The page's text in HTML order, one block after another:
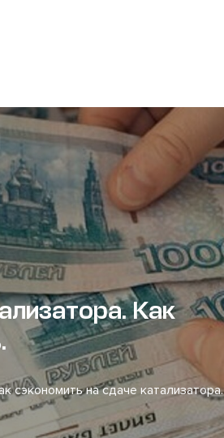
Как
сэкономить на сдаче катализатора.